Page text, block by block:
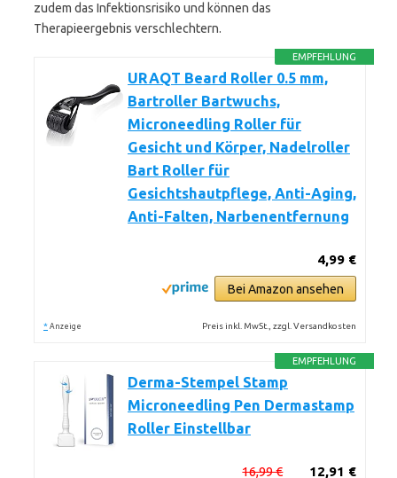
zudem das Infektionsrisiko und können das
Therapieergebnis verschlechtern.
EMPFEHLUNG
URAQT Beard Roller 0.5 mm,
Bartroller Bartwuchs,
Microneedling Roller für
Gesicht und Körper, Nadelroller
Bart Roller für
Gesichtshautpflege, Anti-Aging,
Anti-Falten, Narbenentfernung
4,99 €
Bei Amazon ansehen
* Anzeige Preis inkl. MwSt., zzgl. Versandkosten
EMPFEHLUNG
Derma-Stempel Stamp
Microneedling Pen Dermastamp
Roller Einstellbar
12,91 €
16,99 €